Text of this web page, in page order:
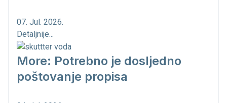
07. Jul. 2026.
Detaljnije...
More: Potrebno je dosljedno
poštovanje propisa